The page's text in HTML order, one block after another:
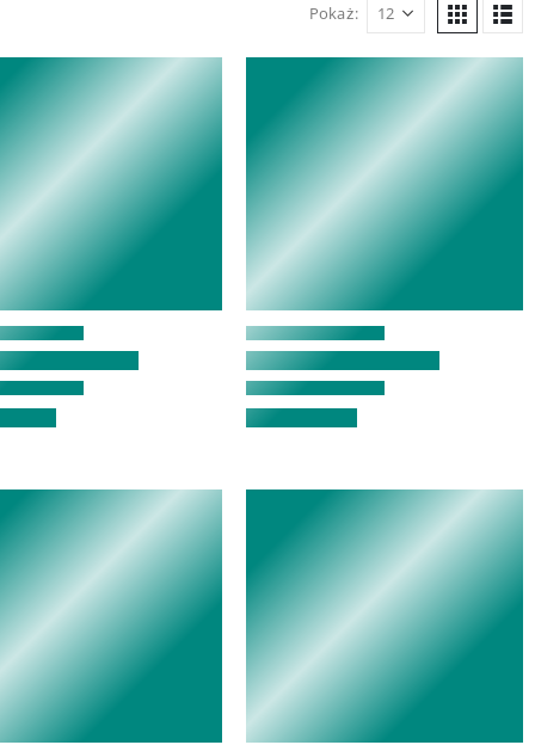
Pokaż: